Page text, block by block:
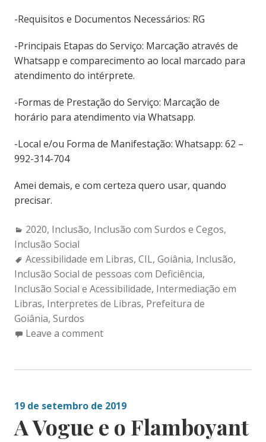
-Requisitos e Documentos Necessários: RG
-Principais Etapas do Serviço: Marcação através de
Whatsapp e comparecimento ao local marcado para
atendimento do intérprete.
-Formas de Prestação do Serviço: Marcação de
horário para atendimento via Whatsapp.
-Local e/ou Forma de Manifestação: Whatsapp: 62 –
992-314-704
Amei demais, e com certeza quero usar, quando
precisar.
Categories:
2020, Inclusão, Inclusão com Surdos e Cegos,
Inclusão Social
Tags:
Acessibilidade em Libras, CIL, Goiânia, Inclusão,
Inclusão Social de pessoas com Deficiência,
Inclusão Social e Acessibilidade, Intermediação em
Libras, Interpretes de Libras, Prefeitura de
Goiânia, Surdos
Leave a comment
19 de setembro de 2019
A Vogue e o Flamboyant